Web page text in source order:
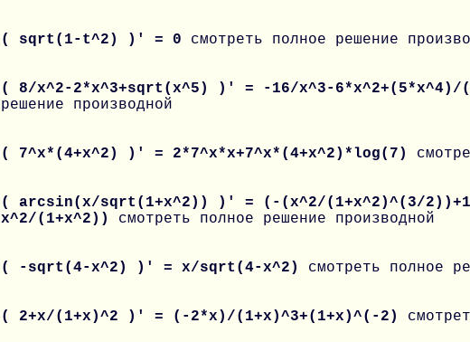
( sqrt(1-t^2) )' = 0 смотреть полное решение
( 8/x^2-2*x^3+sqrt(x^5) )' = -16/x^3-
решение производной
( 7^x*(4+x^2) )' = 2*7^x*x+7^x*(4+x^2)*log(7)
( arcsin(x/sqrt(1+x^2)) )' = (-(x^2/(1+x^2)^(3/
x^2/(1+x^2)) смотреть полное решение производной
( -sqrt(4-x^2) )' = x/sqrt(4-x^2) смотреть полное
( 2+x/(1+x)^2 )' = (-2*x)/(1+x)^3+(1+x)^(-2)